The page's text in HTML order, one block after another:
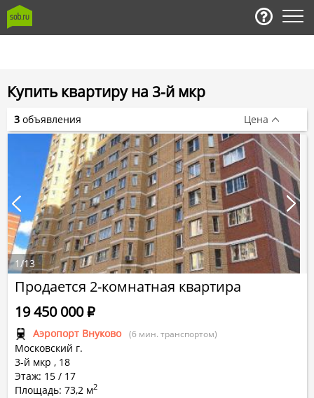
Купить квартиру на 3-й мкр
Продается 2-комнатная квартира
Аэропорт Внуково (6 мин. транспортом)
Московский г.
3-й мкр , 18
Этаж: 15 / 17
Площадь: 73,2 м2
19 450 000Р
1/13
3 объявления Цена